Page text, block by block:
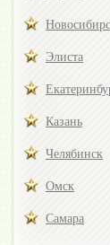
Элиста
Казань
Челябинск
Омск
Самара